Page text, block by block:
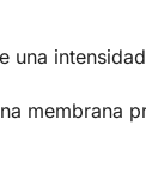
una
membrana